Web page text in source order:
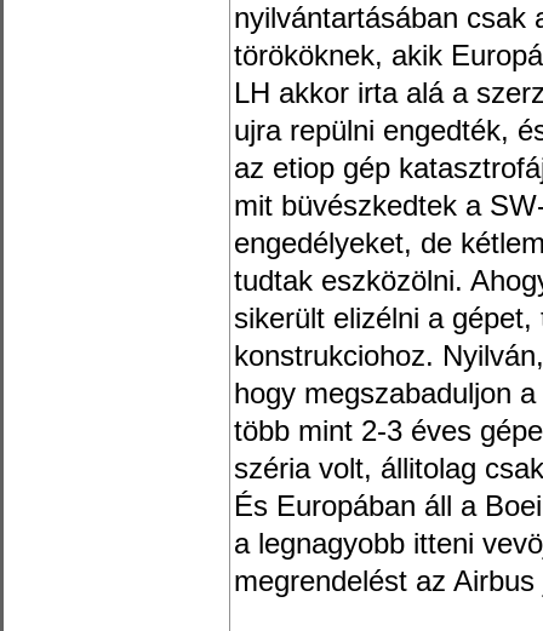
nyilvántartásában csak
törököknek, akik
LH akkor irta alá a
ujra repülni engedték,
az etiop gép
mit büvészkedtek a
engedélyeket, de
tudtak eszközölni.
sikerült elizélni a
konstrukciohoz.
hogy megszabaduljon
több mint 2-3 éves
széria volt, állitolag
És Europában áll a
a legnagyobb itteni
megrendelést az